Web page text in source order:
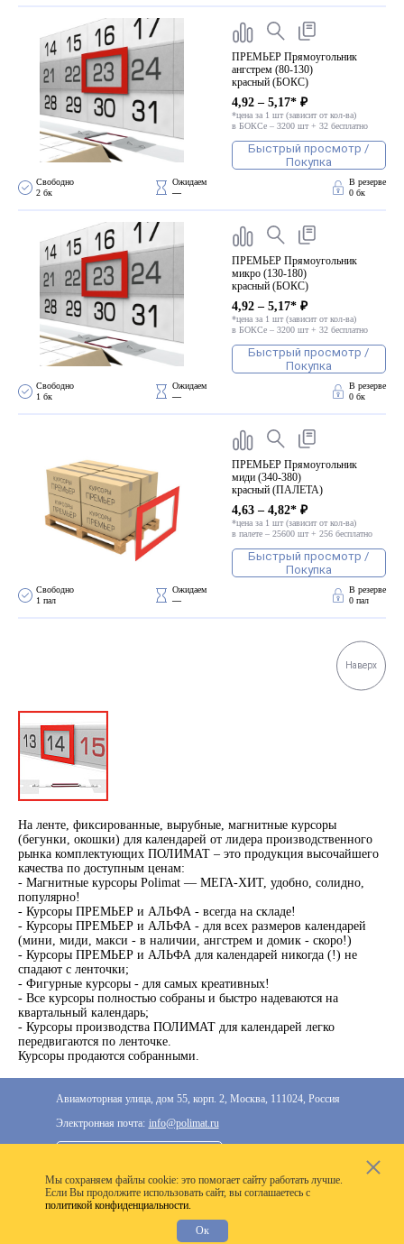
ПРЕМЬЕР Прямоугольник
ангстрем (80-130)
красный (БОКС)
4,92 – 5,17* ₽
*цена за 1 шт (зависит от кол-ва)
в БОКСе – 3200 шт + 32 бесплатно
Быстрый просмотр /
Покупка
Свободно
2 бк
Ожидаем
—
В резерве
0 бк
ПРЕМЬЕР Прямоугольник
микро (130-180)
красный (БОКС)
4,92 – 5,17* ₽
*цена за 1 шт (зависит от кол-ва)
в БОКСе – 3200 шт + 32 бесплатно
Быстрый просмотр /
Покупка
Свободно
1 бк
Ожидаем
—
В резерве
0 бк
ПРЕМЬЕР Прямоугольник
миди (340-380)
красный (ПАЛЕТА)
4,63 – 4,82* ₽
*цена за 1 шт (зависит от кол-ва)
в палете – 25600 шт + 256 бесплатно
Быстрый просмотр /
Покупка
Свободно
1 пал
Ожидаем
—
В резерве
0 пал
Наверх
На ленте, фиксированные, вырубные, магнитные курсоры
(бегунки, окошки) для календарей от лидера производственного
рынка комплектующих ПОЛИМАТ – это продукция высочайшего
качества по доступным ценам:
- Магнитные курсоры Polimat — МЕГА-ХИТ, удобно, солидно,
популярно!
- Курсоры ПРЕМЬЕР и АЛЬФА - всегда на складе!
- Курсоры ПРЕМЬЕР и АЛЬФА - для всех размеров календарей
(мини, миди, макси - в наличии, ангстрем и домик - скоро!)
- Курсоры ПРЕМЬЕР и АЛЬФА для календарей никогда (!) не
спадают с ленточки;
- Фигурные курсоры - для самых креативных!
- Все курсоры полностью собраны и быстро надеваются на
квартальный календарь;
- Курсоры производства ПОЛИМАТ для календарей легко
передвигаются по ленточке.
Курсоры продаются собранными.
Авиамоторная улица, дом 55, корп. 2, Москва, 111024, Россия
Электронная почта: info@polimat.ru
2020–2026 © Компания «Полимат»: ООО «Все для
календарей», ИНН 7718300356
Разработка сайта —VoxWeb
Мы cохраняем файлы cookie: это помогает сайту работать лучше.
Если Вы продолжите использовать сайт, вы соглашаетесь с
политикой конфиденциальности.
Ок